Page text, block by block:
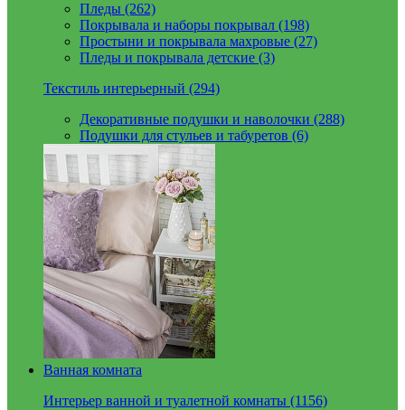
Пледы (262)
Покрывала и наборы покрывал (198)
Простыни и покрывала махровые (27)
Пледы и покрывала детские (3)
Текстиль интерьерный (294)
Декоративные подушки и наволочки (288)
Подушки для стульев и табуретов (6)
Ванная комната
Интерьер ванной и туалетной комнаты (1156)